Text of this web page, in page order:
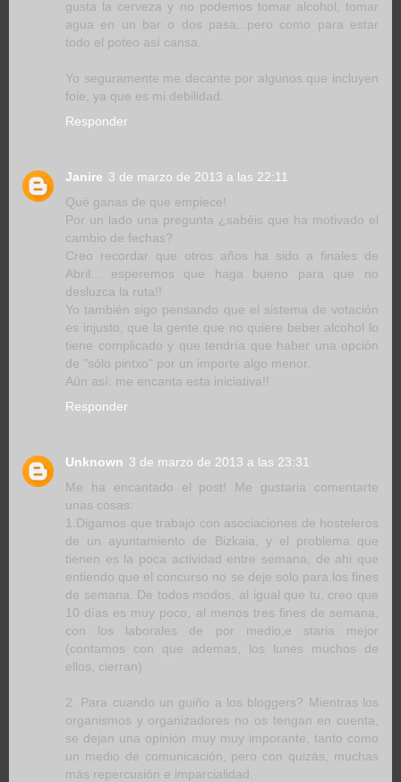
gusta la cerveza y no podemos tomar alcohol, tomar
agua en un bar o dos pasa...pero como para estar
todo el poteo así cansa.
Yo seguramente me decante por algunos que incluyen
foie, ya que es mi debilidad.
Responder
Janire 3 de marzo de 2013 a las 22:11
Qué ganas de que empiece!
Por un lado una pregunta ¿sabéis que ha motivado el
cambio de fechas?
Creo recordar que otros años ha sido a finales de
Abril... esperemos que haga bueno para que no
desluzca la ruta!!
Yo también sigo pensando que el sistema de votación
es injusto, que la gente que no quiere beber alcohol lo
tiene complicado y que tendría que haber una opción
de "sólo pintxo" por un importe algo menor.
Aún así: me encanta esta iniciativa!!
Responder
Unknown 3 de marzo de 2013 a las 23:31
Me ha encantado el post! Me gustaria comentarte
unas cosas:
1.Digamos que trabajo con asociaciones de hosteleros
de un ayuntamiento de Bizkaia, y el problema que
tienen es la poca actividad entre semana, de ahi que
entiendo que el concurso no se deje solo para los fines
de semana. De todos modos, al igual que tu, creo que
10 días es muy poco, al menos tres fines de semana,
con los laborales de por medio,e staria mejor
(contamos con que ademas, los lunes muchos de
ellos, cierran)
2. Para cuando un guiño a los bloggers? Mientras los
organismos y organizadores no os tengan en cuenta,
se dejan una opinión muy muy imporante, tanto como
un medio de comunicación, pero con quizás, muchas
más repercusión e imparcialidad.